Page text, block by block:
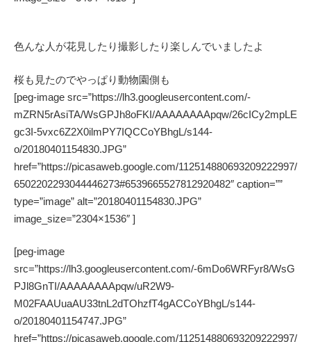
色んな人が花見したり撮影したり楽しんでいましたよ
桜も見たのでやっぱり動物園側も
[peg-image src=”https://lh3.googleusercontent.com/-
mZRN5rAsiTA/WsGPJh8oFKI/AAAAAAAApqw/26cICy2mpLE
gc3I-5vxc6Z2X0ilmPY7IQCCoYBhgL/s144-
o/20180401154830.JPG”
href=”https://picasaweb.google.com/112514880693209222997/
6502202293044446273#6539665527812920482″ caption=””
type=”image” alt=”20180401154830.JPG”
image_size=”2304×1536″ ]
[peg-image
src=”https://lh3.googleusercontent.com/-6mDo6WRFyr8/WsG
PJl8GnTI/AAAAAAAApqw/uR2W9-
M02FAAUuaAU33tnL2dTOhzfT4gACCoYBhgL/s144-
o/20180401154747.JPG”
href=”https://picasaweb.google.com/112514880693209222997/